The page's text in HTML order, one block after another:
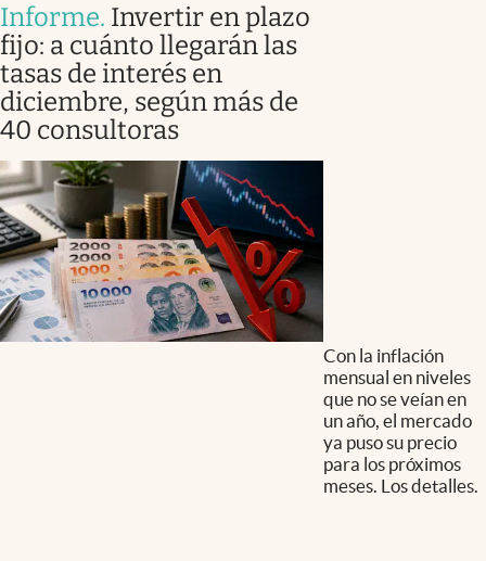
Informe. Invertir en plazo
fijo: a cuánto llegarán las
tasas de interés en
diciembre, según más de
40 consultoras
Con la inflación
mensual en niveles
que no se veían en
un año, el mercado
ya puso su precio
para los próximos
meses. Los detalles.